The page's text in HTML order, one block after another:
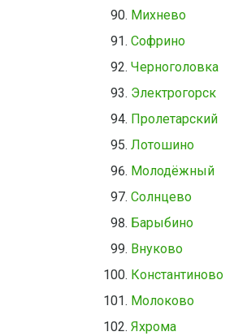
Михнево
Софрино
Черноголовка
Электрогорск
Пролетарский
Лотошино
Молодёжный
Солнцево
Барыбино
Внуково
Константиново
Молоково
Яхрома